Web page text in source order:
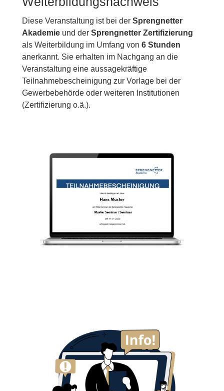
Diese Veranstaltung ist bei der Sprengnetter
Akademie und der Sprengnetter Zertifizierung
als Weiterbildung im Umfang von 6 Stunden
anerkannt. Sie erhalten im Nachgang an die
Veranstaltung eine aussagekräftige
Teilnahmebescheinigung zur Vorlage bei der
Gewerbebehörde oder weiteren Institutionen
(Zertifizierung o.ä.).